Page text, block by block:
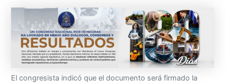
El congresista indicó que el documento será firmado la